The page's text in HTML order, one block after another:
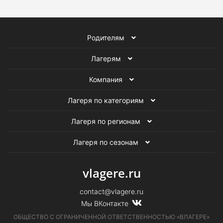
совершенствоваться?
Присоединяйся! Будет жарко, бери лучшую одежду и
Родителям
Лагерям
Компания
Лагеря по категориям
Лагеря по регионам
Лагеря по сезонам
vlagere.ru
contact@vlagere.ru
Мы ВКонтакте
ОБЩЕСТВО С ОГРАНИЧЕННОЙ ОТВЕТСТВЕННОСТЬЮ «ВЛАГЕРЕ»